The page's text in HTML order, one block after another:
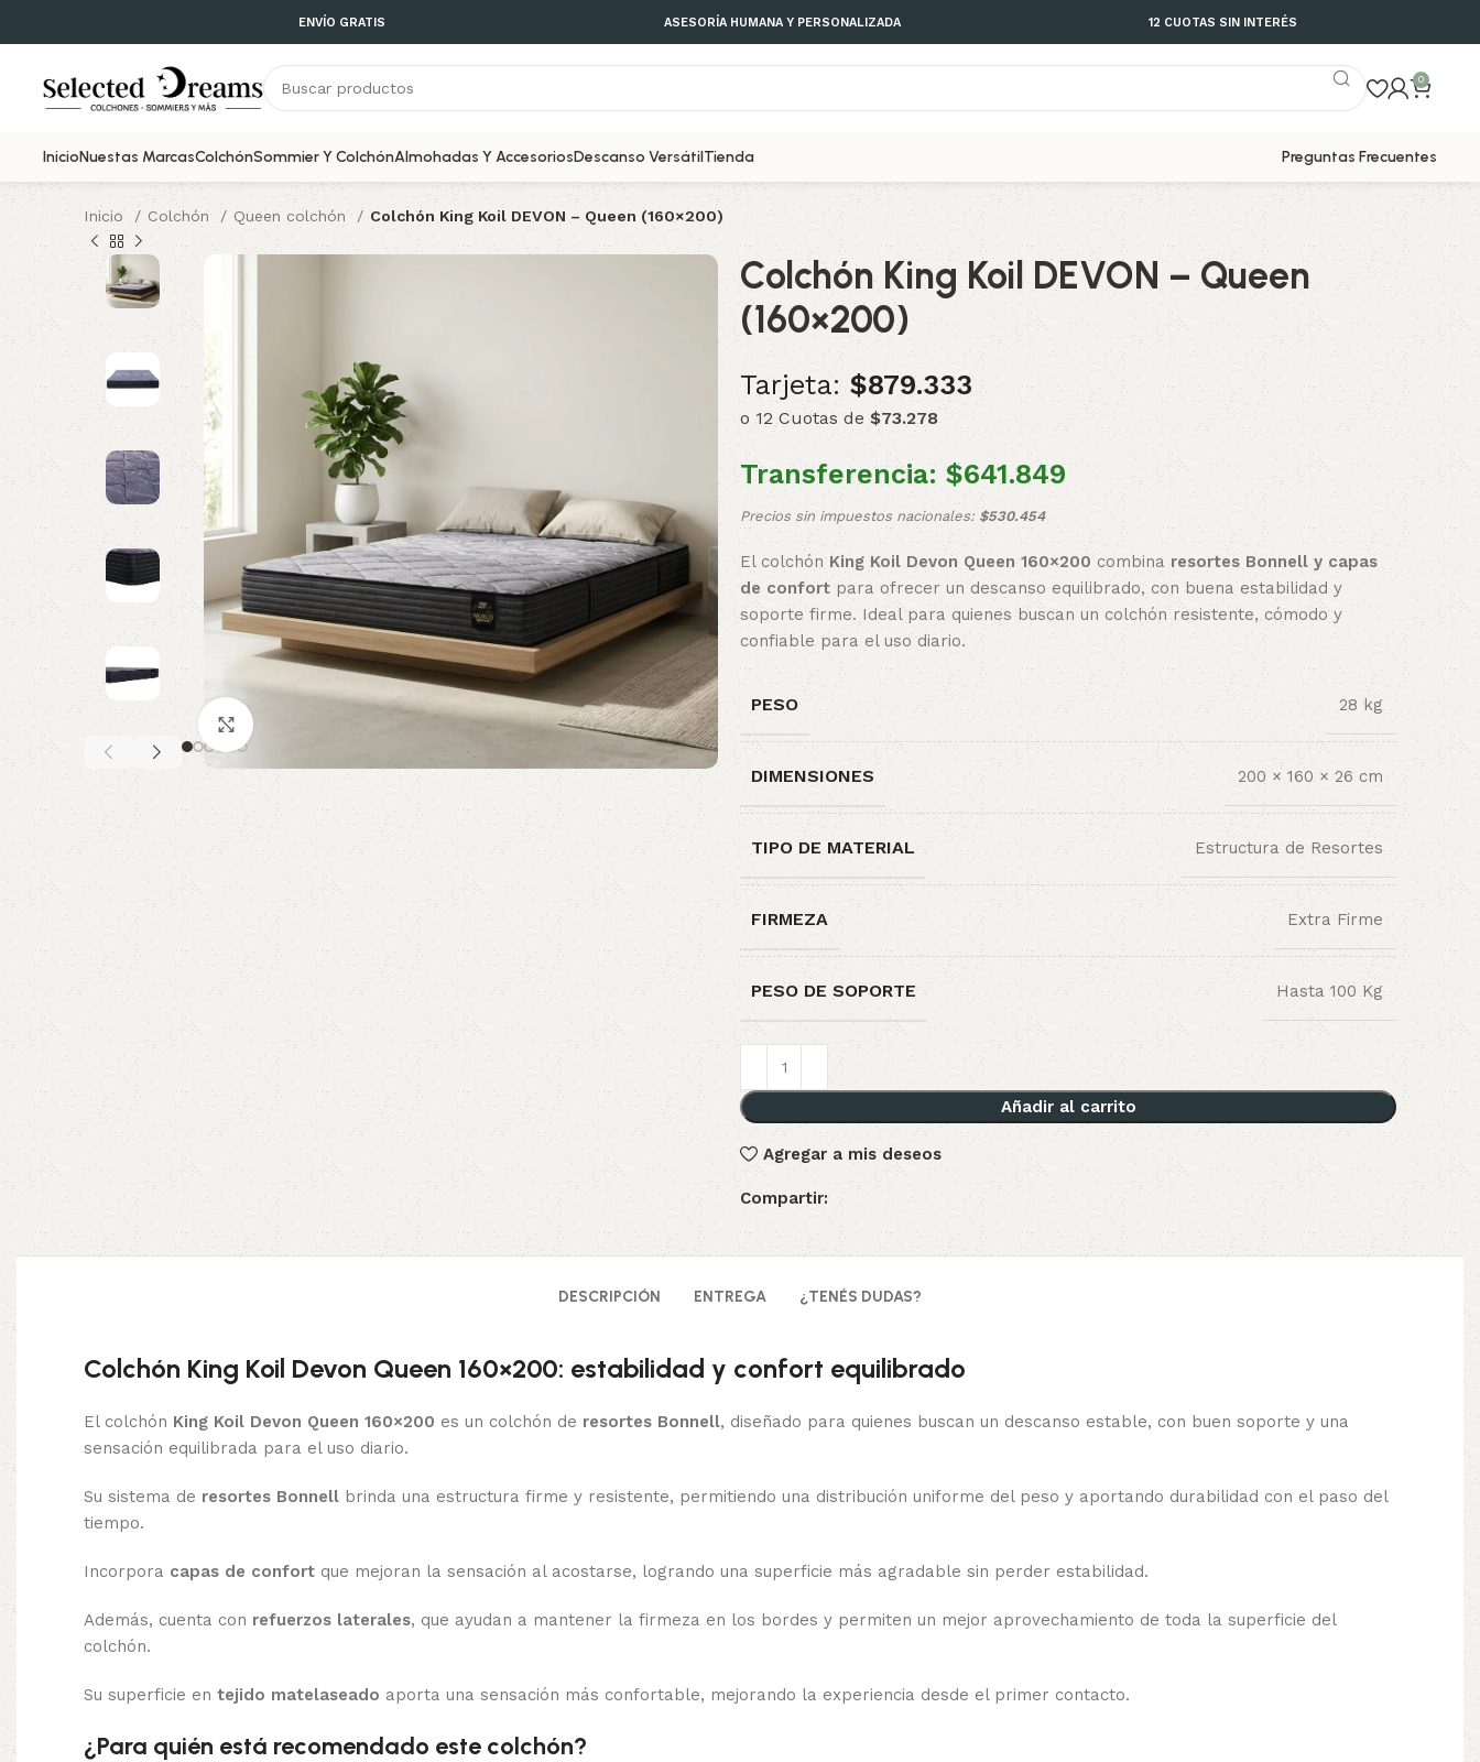
ENVÍO GRATIS ASESORÍA HUMANA Y PERSONALIZADA 12 CUOTAS SIN INTERÉS
0
InicioNuestas MarcasColchónSommier Y ColchónAlmohadas Y AccesoriosDescanso VersátilTienda Preguntas Frecuentes
Inicio Colchón Queen colchón Colchón King Koil DEVON – Queen (160×200)
Colchón King Koil DEVON – Queen
(160×200)
Tarjeta:$879.333
o 12 Cuotas de$73.278
Transferencia:$641.849
Precios sin impuestos nacionales: $530.454
El colchón King Koil Devon Queen 160×200combinaresortes Bonnell y capas
de confort para ofrecer un descanso equilibrado, con buena estabilidad y
soporte firme. Ideal para quienes buscan un colchón resistente, cómodo y
confiable para el uso diario.
PESO 28 kg
DIMENSIONES 200 × 160 × 26 cm
TIPO DE MATERIAL Estructura de Resortes
FIRMEZA Extra Firme
PESO DE SOPORTE Hasta 100 Kg
Añadir al carrito
Agregar a mis deseos
Compartir:
DESCRIPCIÓN ENTREGA ¿TENÉS DUDAS?
Colchón King Koil Devon Queen 160×200: estabilidad y confort equilibrado
El colchón King Koil Devon Queen 160×200 es un colchón de resortes Bonnell, diseñado para quienes buscan un descanso estable, con buen soporte y una
sensación equilibrada para el uso diario.
Su sistema de resortes Bonnell brinda una estructura firme y resistente, permitiendo una distribución uniforme del peso y aportando durabilidad con el paso del
tiempo.
Incorpora capas de confort que mejoran la sensación al acostarse, logrando una superficie más agradable sin perder estabilidad.
Además, cuenta con refuerzos laterales, que ayudan a mantener la firmeza en los bordes y permiten un mejor aprovechamiento de toda la superficie del
colchón.
Su superficie en tejido matelaseado aporta una sensación más confortable, mejorando la experiencia desde el primer contacto.
¿Para quién está recomendado este colchón?